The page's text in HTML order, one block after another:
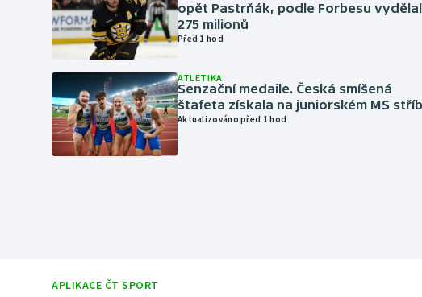
opět Pastrňák, podle Forbesu vydělal
275 milionů
Před 1 hod
ATLETIKA
Senzační medaile. Česká smíšená
štafeta získala na juniorském MS
Aktualizováno před 1 hod
APLIKACE ČT SPORT